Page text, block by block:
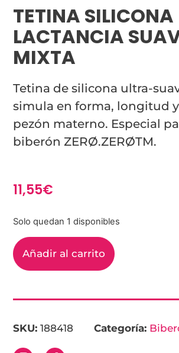
TETINA SILICONA
LACTANCIA
MIXTA
Tetina de silicona ultra-
simula en forma, longitud
pezón materno. Especial
biberón ZERØ.ZERØTM.
11,55€
Solo quedan 1 disponibles
Añadir al carrito
SKU:188418 Categoría: